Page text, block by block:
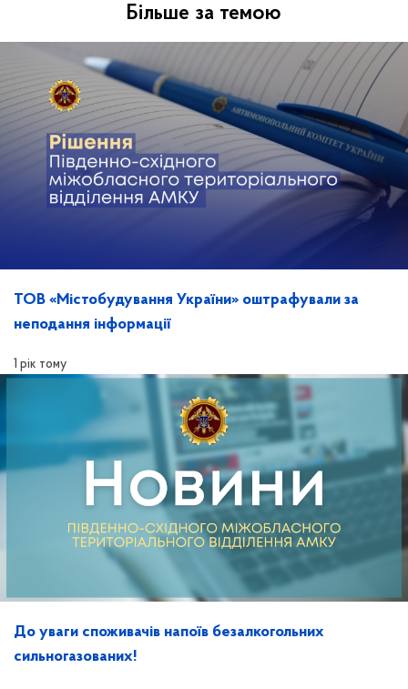
Більше за темою
ТОВ «Містобудування України» оштрафували за
неподання інформації
1 рік тому
До уваги споживачів напоїв безалкогольних
сильногазованих!